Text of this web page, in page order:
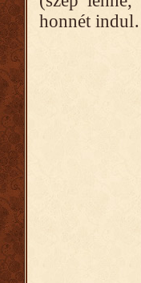
honnét